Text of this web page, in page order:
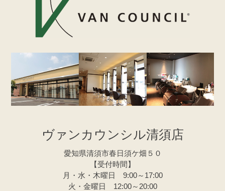
ヴァンカウンシル清須店
愛知県清須市春日須ケ畑５０
【受付時間】
月・水・木曜日 9:00～17:00
火・金曜日 12:00～20:00